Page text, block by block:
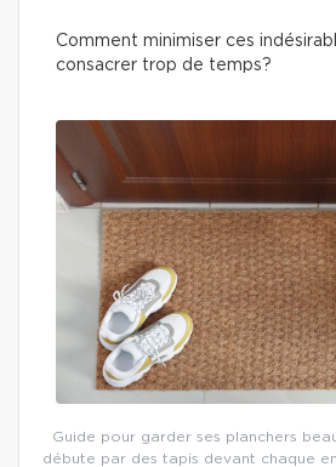
Comment minimiser ces
consacrer trop de temps?
Guide pour garder ses planchers
débute par des tapis devant chaque